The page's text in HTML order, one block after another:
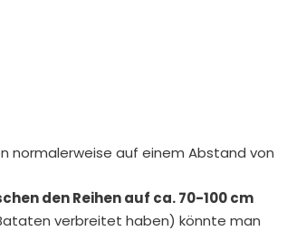
normalerweise auf einem Abstand von
den Reihen auf ca. 70-100 cm
verbreitet haben) könnte man